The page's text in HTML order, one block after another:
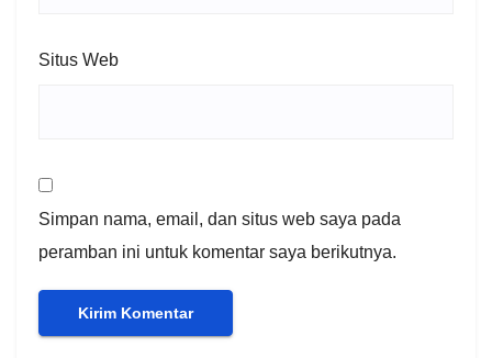
Situs Web
Simpan nama, email, dan situs web saya pada
peramban ini untuk komentar saya berikutnya.